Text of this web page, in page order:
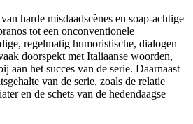
harde misdaadscènes en soap-achtige
tot een onconventionele
regelmatig humoristische, dialogen
doorspekt met Italiaanse woorden,
aan het succes van de serie. Daarnaast
van de serie, zoals de relatie
en de schets van de hedendaagse